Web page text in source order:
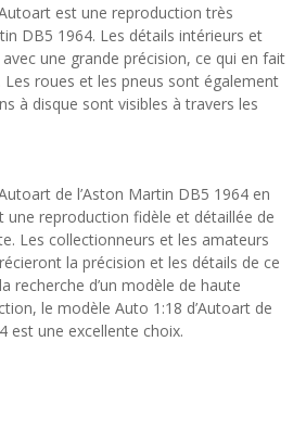
est une reproduction très
DB5 1964. Les détails intérieurs et
une grande précision, ce qui en fait
roues et les pneus sont également
à disque sont visibles à travers les
de l’Aston Martin DB5 1964 en
une reproduction fidèle et détaillée de
Les collectionneurs et les amateurs
la précision et les détails de ce
recherche d’un modèle de haute
le modèle Auto 1:18 d’Autoart de
est une excellente choix.